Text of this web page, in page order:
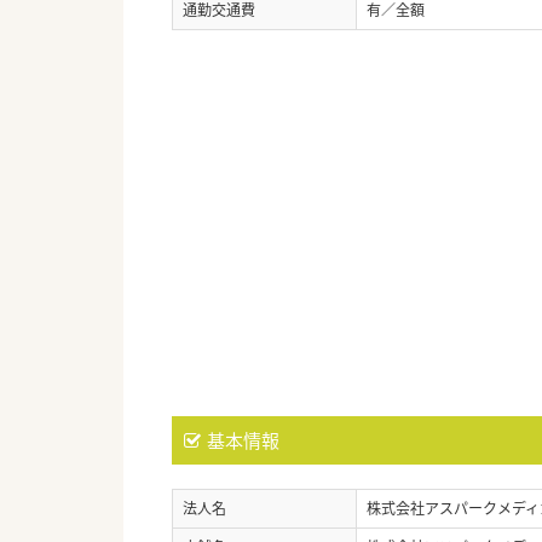
通勤交通費 有／全額
基本情報
法人名
株式会社アスパークメデ